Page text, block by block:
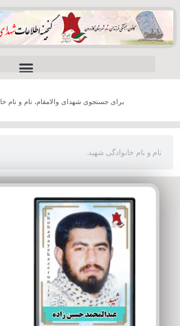
برای جستجوی شهدای والامقام، نام و نام